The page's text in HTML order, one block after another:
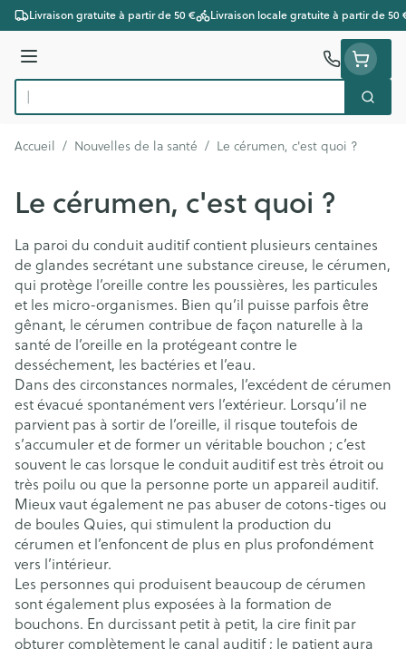
Aller au contenu
Livraison gratuite à partir de 50 € Livraison locale gratuite à partir de 50
Menu
Rechercher
Accueil / Nouvelles de la santé / Le cérumen, c'est quoi ?
Le cérumen, c'est quoi ?
La paroi du conduit auditif contient plusieurs centaines
de glandes secrétant une substance cireuse, le cérumen,
qui protège l’oreille contre les poussières, les particules
et les micro-organismes. Bien qu’il puisse parfois être
gênant, le cérumen contribue de façon naturelle à la
santé de l’oreille en la protégeant contre le
desséchement, les bactéries et l’eau.
Dans des circonstances normales, l’excédent de cérumen
est évacué spontanément vers l’extérieur. Lorsqu’il ne
parvient pas à sortir de l’oreille, il risque toutefois de
s’accumuler et de former un véritable bouchon ; c’est
souvent le cas lorsque le conduit auditif est très étroit ou
très poilu ou que la personne porte un appareil auditif.
Mieux vaut également ne pas abuser de cotons-tiges ou
de boules Quies, qui stimulent la production du
cérumen et l’enfoncent de plus en plus profondément
vers l’intérieur.
Les personnes qui produisent beaucoup de cérumen
sont également plus exposées à la formation de
bouchons. En durcissant petit à petit, la cire finit par
obturer complètement le canal auditif ; le patient aura